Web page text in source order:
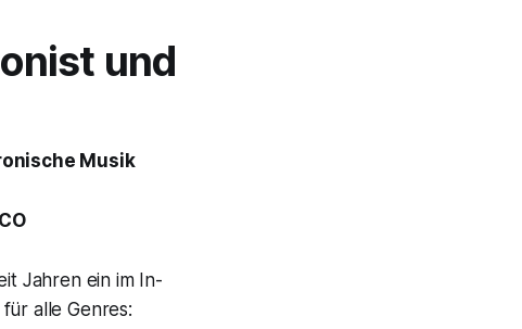
und
Musik
Jahren ein im In-
alle Genres: